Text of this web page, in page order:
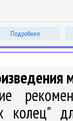
Подробнее
колец"